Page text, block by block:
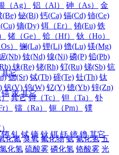
（Ag） 铝（Al） 砷（As）
金
(Be) 铋(Bi) 钙(Ca) 镉(Cd) 铈(Ce)
镝(Dy) 铒（Er） 铕(Eu) 铁
锗（Ge） 铪（Hf）
钬（Ho）
） 镧(La) 锂(Li) 镥(Lu) 镁(Mg)
(Nb) 钕(Nd) 镍(Ni) 磷(P) 铅(Pb)
铼(Re) 铑(Rh) 钌(Ru) 锑(Sb) 钪
锶(Sr) 铽(Tb) 碲(Te) 钍(Th) 钛
钒(V) 钨(W) 钇(Y) 镱(Yb) 锌(Zn)
其它 锝（Tc） 钽（Ta）
钋
） 镭（Ra） 钷（Pm）
镤
化氮 臭氧 氟化物 氨 氰化氢 五
氯化氢 硫酸雾 磷化氢 铬酸雾 光
其它
镉 汞 其它
铕 钆 铽 镝 钬 铒 铥 镱 镥 其它